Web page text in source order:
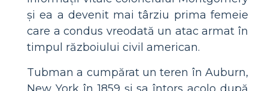
și ea a devenit mai târziu prima femeie
care a condus vreodată un atac armat în
timpul războiului civil american.
Tubman a cumpărat un teren în Auburn,